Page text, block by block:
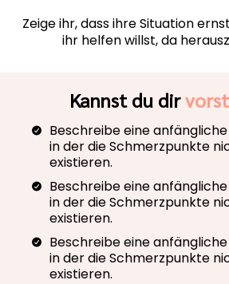
Zeige ihr, dass ihre Situation
ihr helfen willst, da
Kannst du dir
Beschreibe eine
in der die Schmerzpunkte
existieren.
Beschreibe eine
in der die Schmerzpunkte
existieren.
Beschreibe eine
in der die Schmerzpunkte
existieren.